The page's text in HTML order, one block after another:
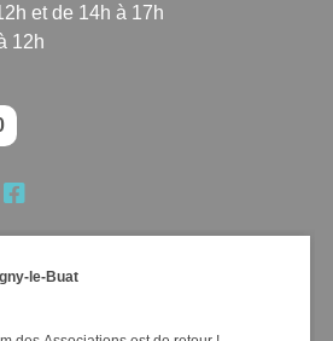
et de 14h à 17h
12h
le-Buat